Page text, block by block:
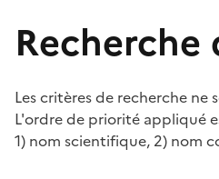
Recherche
Les critères de recherche ne
L'ordre de priorité appliqué
1) nom scientifique, 2) nom